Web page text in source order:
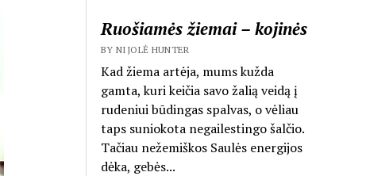
Ruošiamės žiemai – kojinės
BY NIJOLĖ HUNTER
Kad žiema artėja, mums kužda
gamta, kuri keičia savo žalią veidą į
rudeniui būdingas spalvas, o vėliau
taps suniokota negailestingo šalčio.
Tačiau nežemiškos Saulės energijos
dėka, gebės...